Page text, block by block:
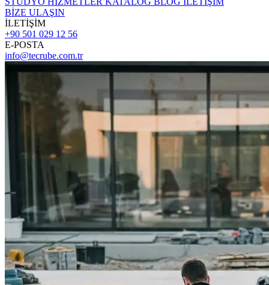
BİZE ULAŞIN
İLETİŞİM
+90 501 029 12 56
E-POSTA
info@tecrube.com.tr